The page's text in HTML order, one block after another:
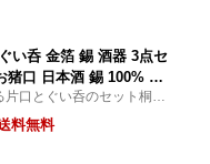
い呑 金箔 錫 酒器 3点セ
猪口 日本酒 錫 100% 日
高岡銅器 結婚 出産 内祝
婚式 誕生日 プレゼント
片口とぐい呑のセット桐箱
すすめ
料無料